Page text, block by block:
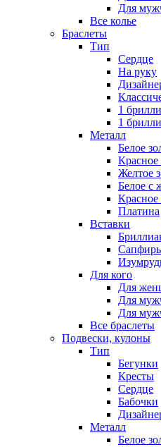
Для
Все колье
Браслеты
Тип
Сердце
На руку
1
1
Металл
Белое
Красное
Желтое
Белое с
Красное
Платина
Вставки
Для кого
Для
Для
Для
Все браслеты
Подвески, кулоны
Тип
Бегунки
Кресты
Сердце
Бабочки
Металл
Белое